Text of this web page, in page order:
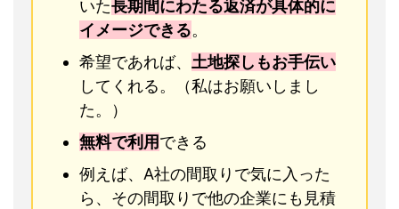
いた長期間にわたる返済が具体的に
イメージできる。
希望であれば、 土地探しもお手伝い
してくれる。（私はお願いしまし
た。）
無料で利用できる
例えば、A社の間取りで気に入った
ら、その間取りで他の企業にも見積